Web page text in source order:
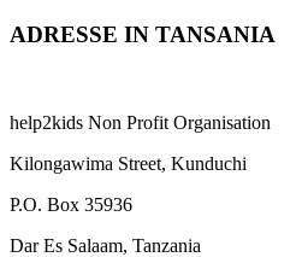
ADRESSE IN TANSANIA
help2kids Non Profit Organisation
Kilongawima Street, Kunduchi
P.O. Box 35936
Dar Es Salaam, Tanzania